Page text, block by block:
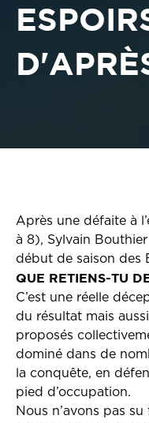
Après une défaite à
à 8), Sylvain
début de saison des
QUE RETIENS-TU
C’est une réelle
du résultat mais
proposés
dominé dans de
la conquête, en
pied d’occupation.
Nous n’avons pas